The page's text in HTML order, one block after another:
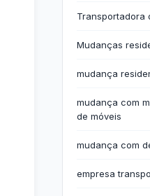
Transportadora
Mudanças
mudança
mudança com
de móveis
mudança com
empresa